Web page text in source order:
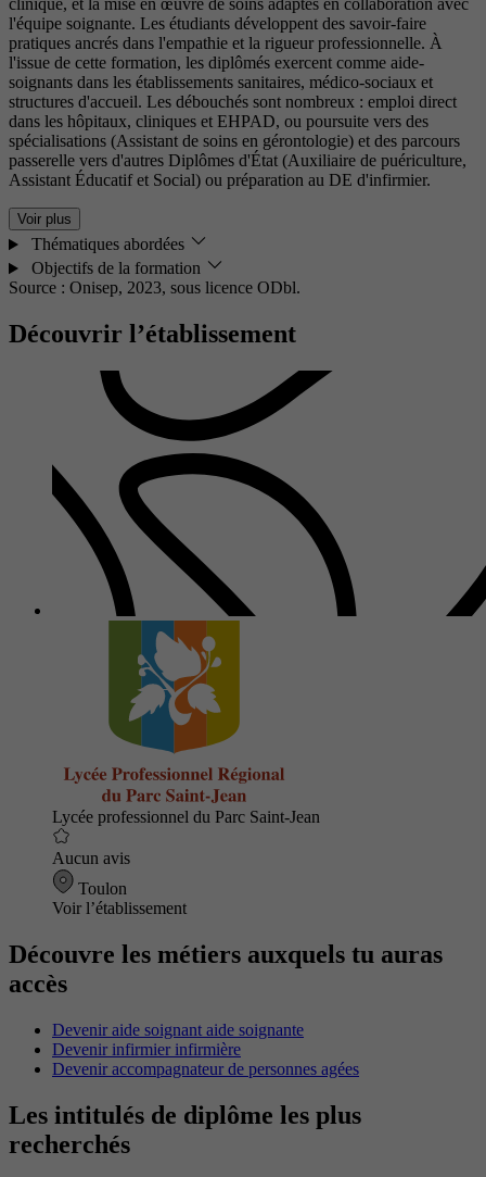
clinique, et la mise en œuvre de soins adaptés en collaboration avec
l'équipe soignante. Les étudiants développent des savoir-faire
pratiques ancrés dans l'empathie et la rigueur professionnelle. À
l'issue de cette formation, les diplômés exercent comme aide-
soignants dans les établissements sanitaires, médico-sociaux et
structures d'accueil. Les débouchés sont nombreux : emploi direct
dans les hôpitaux, cliniques et EHPAD, ou poursuite vers des
spécialisations (Assistant de soins en gérontologie) et des parcours
passerelle vers d'autres Diplômes d'État (Auxiliaire de puériculture,
Assistant Éducatif et Social) ou préparation au DE d'infirmier.
Voir plus
Thématiques abordées
Objectifs de la formation
Source : Onisep, 2023, sous licence ODbl.
Découvrir l’établissement
Lycée professionnel du Parc Saint-Jean
Aucun avis
Toulon
Voir l’établissement
Découvre les métiers auxquels tu auras
accès
Devenir aide soignant aide soignante
Devenir infirmier infirmière
Devenir accompagnateur de personnes agées
Les intitulés de diplôme les plus
recherchés